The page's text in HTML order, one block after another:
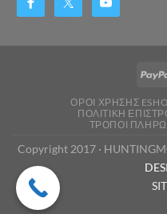
ΟΡΟΙ ΧΡΗΣΗΣ
ΠΟΛΙΤΙΚΗ
ΤΡΟΠΟΙ
Copyright 2017 ·